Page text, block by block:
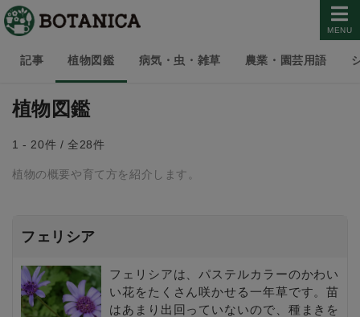
MENU
記事 植物図鑑 病気・虫・雑草 農業・園芸用語
植物図鑑
1 - 20件 / 全28件
植物の概要や育て方を紹介します。
フェリシア
フェリシアは、パステルカラーのかわい
い花をたくさん咲かせる一年草です。苗
はあまり出回っていないので、種まきを